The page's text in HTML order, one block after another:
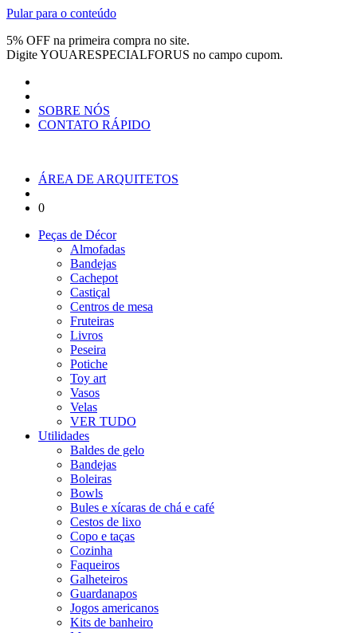
Pular para o conteúdo
5% OFF na primeira compra no site.
DigiteYOUARESPECIALFORUS no campo cupom.
SOBRE NÓS
CONTATO RÁPIDO
ÁREA DE ARQUITETOS
0
Peças de Décor
Almofadas
Bandejas
Cachepot
Castiçal
Centros de mesa
Fruteiras
Livros
Peseira
Potiche
Toy art
Vasos
Velas
VER TUDO
Utilidades
Baldes de gelo
Bandejas
Boleiras
Bowls
Bules e xícaras de chá e café
Cestos de lixo
Copo e taças
Cozinha
Faqueiros
Galheteiros
Guardanapos
Jogos americanos
Kits de banheiro